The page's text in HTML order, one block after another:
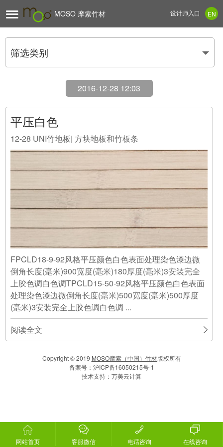
 MOSO 摩索竹材 EN
设计师入口
筛选类别
2016-12-28 12:03
平压白色
12-28 UNI竹地板| 方块地板和竹板条
FPCLD18-9-92风格平压颜色白色表面处理染色漆边微
倒角长度(毫米)900宽度(毫米)180厚度(毫米)3安装完全
上胶色调白色调TPCLD15-50-92风格平压颜色白色表面
处理染色漆边微倒角长度(毫米)500宽度(毫米)500厚度
(毫米)3安装完全上胶色调白色调 ...
阅读全文
网站首页 客服微信 电话咨询 在线咨询
Copyright © 2019 MOSO摩索（中国）竹材版权所有
备案号： 沪ICP备16050215号-1
技术支持： 万美云计算